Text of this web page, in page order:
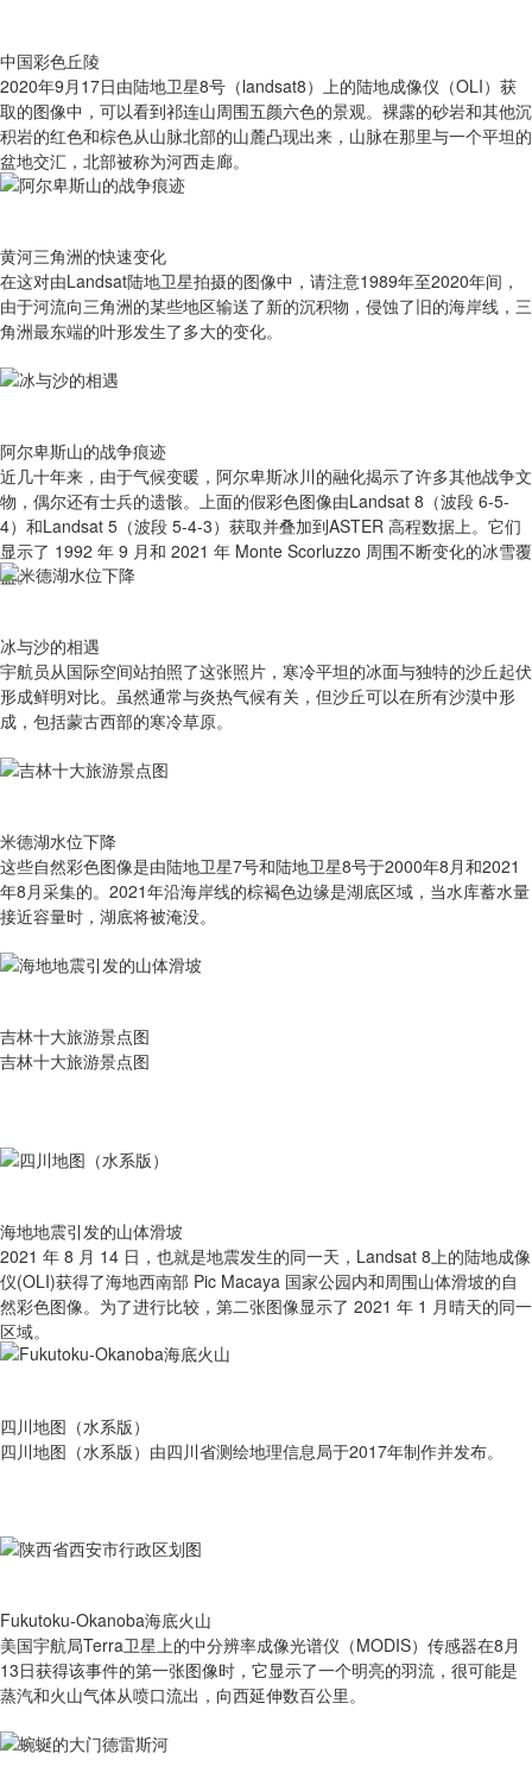
中国彩色丘陵
2020年9月17日由陆地卫星8号（landsat8）上的陆地成像仪（OLI）获
取的图像中，可以看到祁连山周围五颜六色的景观。裸露的砂岩和其他沉
积岩的红色和棕色从山脉北部的山麓凸现出来，山脉在那里与一个平坦的
盆地交汇，北部被称为河西走廊。
黄河三角洲的快速变化
在这对由Landsat陆地卫星拍摄的图像中，请注意1989年至2020年间，
由于河流向三角洲的某些地区输送了新的沉积物，侵蚀了旧的海岸线，三
角洲最东端的叶形发生了多大的变化。
阿尔卑斯山的战争痕迹
近几十年来，由于气候变暖，阿尔卑斯冰川的融化揭示了许多其他战争文
物，偶尔还有士兵的遗骸。上面的假彩色图像由Landsat 8（波段 6-5-
4）和Landsat 5（波段 5-4-3）获取并叠加到ASTER 高程数据上。它们
显示了 1992 年 9 月和 2021 年 Monte Scorluzzo 周围不断变化的冰雪覆
盖。
冰与沙的相遇
宇航员从国际空间站拍照了这张照片，寒冷平坦的冰面与独特的沙丘起伏
形成鲜明对比。虽然通常与炎热气候有关，但沙丘可以在所有沙漠中形
成，包括蒙古西部的寒冷草原。
米德湖水位下降
这些自然彩色图像是由陆地卫星7号和陆地卫星8号于2000年8月和2021
年8月采集的。2021年沿海岸线的棕褐色边缘是湖底区域，当水库蓄水量
接近容量时，湖底将被淹没。
吉林十大旅游景点图
吉林十大旅游景点图
海地地震引发的山体滑坡
2021 年 8 月 14 日，也就是地震发生的同一天，Landsat 8上的陆地成像
仪(OLI)获得了海地西南部 Pic Macaya 国家公园内和周围山体滑坡的自
然彩色图像。为了进行比较，第二张图像显示了 2021 年 1 月晴天的同一
区域。
四川地图（水系版）
四川地图（水系版）由四川省测绘地理信息局于2017年制作并发布。
Fukutoku-Okanoba海底火山
美国宇航局Terra卫星上的中分辨率成像光谱仪（MODIS）传感器在8月
13日获得该事件的第一张图像时，它显示了一个明亮的羽流，很可能是
蒸汽和火山气体从喷口流出，向西延伸数百公里。